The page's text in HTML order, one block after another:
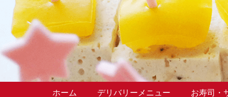
ホーム デリバリーメニュー お寿司・